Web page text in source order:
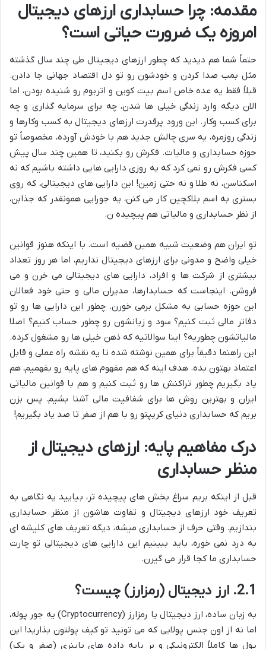
مقدمه: چرا حسابداری ارزهای دیجیتال
امروزه یک ضرورت حیاتی است؟
حتماً شما هم دیدید که چطور ارزهای دیجیتال طی چند سال گذشته
مثل بمب صدا کردن و خودشون رو تو دل اقتصاد جهانی جا دادن.
قبلاً فقط یه عده خاص اسم بیت کوین و اتریوم رو شنیده بودن، اما
الان دیگه وارد زندگی خیلی ها شدن، چه برای سرمایه گذاری و چه
برای کسب وکار. این ورود پرقدرت ارزهای دیجیتال به کسب وکارها و
زندگی روزمره، یه سری چالش جدید هم با خودش آورده، مخصوصاً تو
حوزه حسابداری و مالیات. فکرش رو بکنید، تا همین چند سال پیش
کسی فکرش رو نمی کرد که یه روزی دارایی هایی داشته باشیم که نه
اسکناسن، نه طلا و نه حتی زمین! این دارایی های دیجیتالی، که روی
بستری به اسم بلاکچین کار می کنن، یه جورایی همونقدر که جذابن،
از نظر حسابداری و مالیاتی هم پیچیده ن.
تو ایران هم وضعیت شبیه همین قضیه است. با اینکه هنوز قوانین
خیلی واضح و مدونی برای ارزهای دیجیتال نداریم، اما هر روز تعداد
بیشتری از شرکت ها و افراد، دارایی های دیجیتالی می خرن و می
فروشن. اینجاست که حسابدارها، مدیران مالی و حتی خود فعالان
این حوزه حسابی به مشکل برمی خورن. چطور این دارایی ها رو تو
دفاتر مالی ثبت کنیم؟ سود و زیانشون رو چطور حساب کنیم؟ اصلا
مالیاتشون چطوریه؟ اینا سوالاتیه که ذهن خیلی ها رو مشغول کرده.
این راهنما دقیقاً برای همین نوشته شده تا یه نقشه راه عملی و قابل
اعتماد بهتون بده. هدف اینه که هم مفهوم های پایه رو بفهمیم، هم
یاد بگیریم چطور تراکنش ها رو ثبت کنیم و هم با قوانین مالیاتی
ایران و بهترین روش ها برای شفافیت مالی آشنا بشیم. پس بزن
بریم که حسابداری دنیای کریپتو رو با هم از صفر تا صد یاد بگیریم!
درک مفاهیم پایه: ارزهای دیجیتال از
منظر حسابداری
قبل از اینکه بریم سراغ بخش های پیچیده تر، بیایید یه نگاهی به
تعریف خود ارزهای دیجیتال و تفاوت هاشون از منظر حسابداری
بندازیم. وقتی حرف از حسابداری میشه، دیگه تعریف های کلیشه ای
به درد نمی خوره، باید ببینیم این دارایی های دیجیتالی تو چارت
حسابداری ما کجا قرار می گیرن.
2.1. ارز دیجیتال (رمزارز) چیست؟
به زبان ساده، ارز دیجیتال یا رمزارز (Cryptocurrency) یه جور پوله،
اما نه از اون جنس پولایی که می تونید تو کیف پولتون بذارید! این
پول ها کاملاً الکترونیکی و بر پایه داده های باینری (صفر و یک)